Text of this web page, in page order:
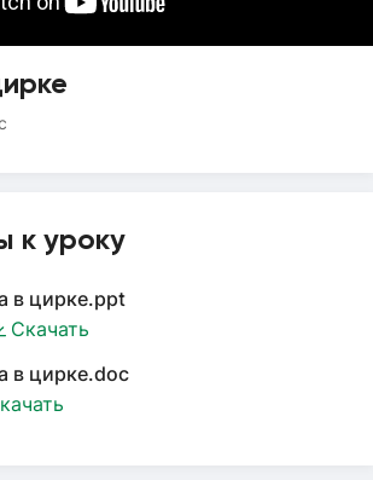
к уроку
в цирке.ppt
Скачать
в цирке.doc